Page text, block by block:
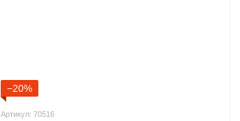
−20%
Артикул: 70516